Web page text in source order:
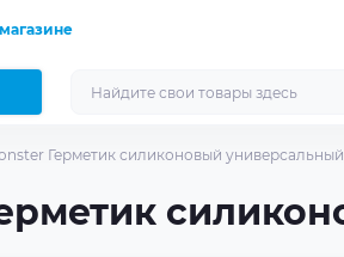
Герметик силиконовый